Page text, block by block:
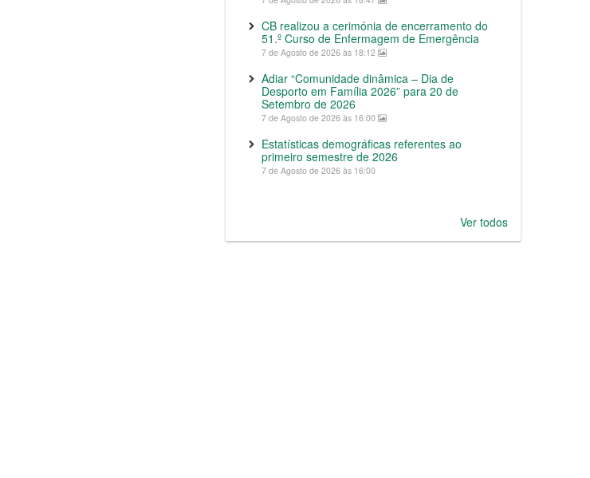
CB realizou a cerimónia de encerramento do
51.º Curso de Enfermagem de Emergência
7 de Agosto de 2026 às 18:12
Adiar “Comunidade dinâmica – Dia de
Desporto em Família 2026” para 20 de
Setembro de 2026
7 de Agosto de 2026 às 16:00
Estatísticas demográficas referentes ao
primeiro semestre de 2026
7 de Agosto de 2026 às 16:00
Ver todos